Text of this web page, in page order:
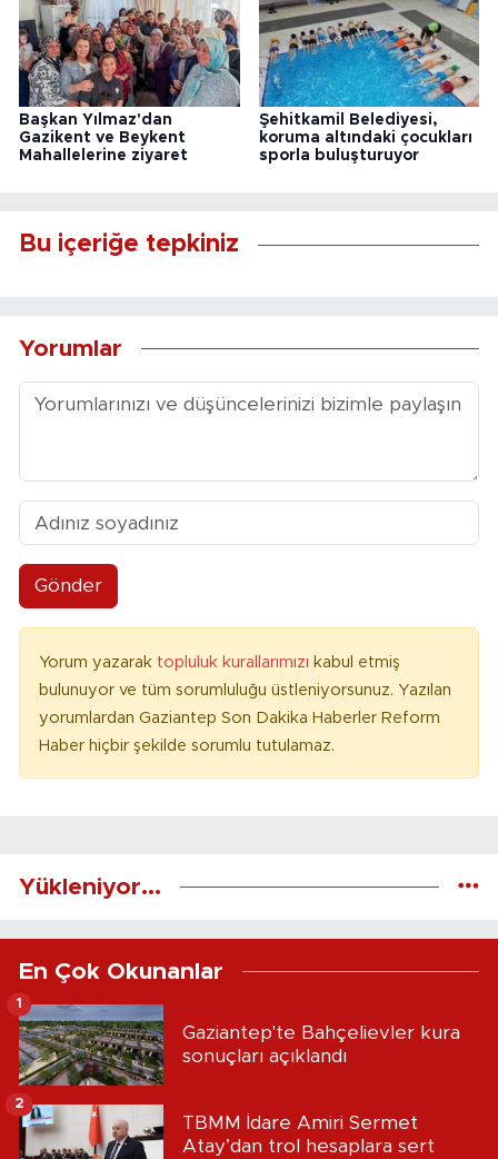
Başkan Yılmaz'dan
Gazikent ve Beykent
Mahallelerine ziyaret
Şehitkamil Belediyesi,
koruma altındaki çocukları
sporla buluşturuyor
Bu içeriğe tepkiniz
Yorumlar
Gönder
Yorum yazarak topluluk kurallarımızı kabul etmiş
bulunuyor ve tüm sorumluluğu üstleniyorsunuz. Yazılan
yorumlardan Gaziantep Son Dakika Haberler Reform
Haber hiçbir şekilde sorumlu tutulamaz.
Yükleniyor...
En Çok Okunanlar
Gaziantep'te Bahçelievler kura
sonuçları açıklandı
1
TBMM İdare Amiri Sermet
Atay’dan trol hesaplara sert
2